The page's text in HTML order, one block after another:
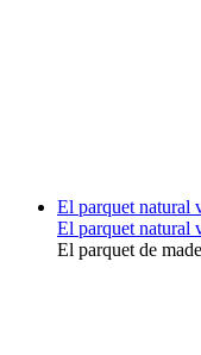
El parquet natural
El parquet natural
El parquet de